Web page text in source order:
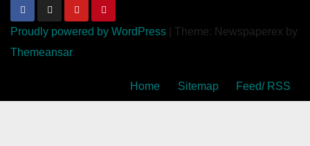
Proudly powered by WordPress
Theme: Newspaperex by
Themeansar.
Home Sitemap Feed/ RSS